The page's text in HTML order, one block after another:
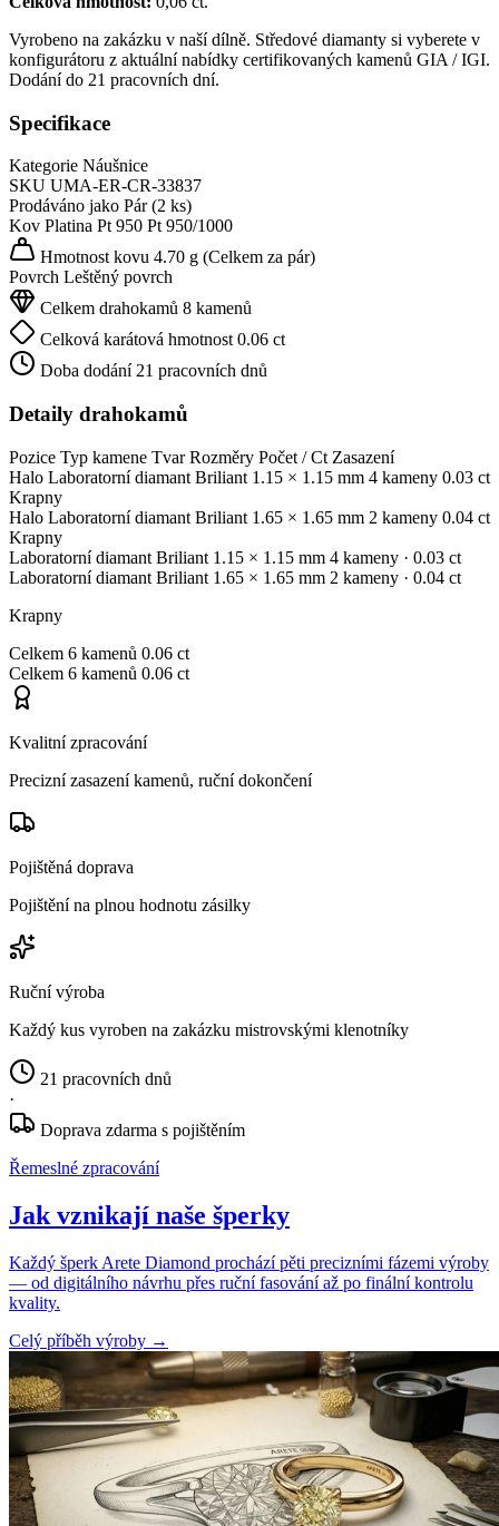
Vyrobeno na zakázku v naší dílně. Středové diamanty si vyberete v
konfigurátoru z aktuální nabídky certifikovaných kamenů GIA / IGI.
Dodání do 21 pracovních dní.
Specifikace
Kategorie Náušnice
SKU UMA-ER-CR-33837
Prodáváno jako Pár (2 ks)
Kov Platina Pt 950 Pt 950/1000
Hmotnost kovu 4.70 g (Celkem za pár)
Povrch Leštěný povrch
Celkem drahokamů 8 kamenů
Celková karátová hmotnost 0.06 ct
Doba dodání 21 pracovních dnů
Detaily drahokamů
Pozice Typ kamene Tvar Rozměry Počet / Ct Zasazení
Halo Laboratorní diamant Briliant 1.15 × 1.15 mm 4 kameny 0.03 ct
Krapny
Halo Laboratorní diamant Briliant 1.65 × 1.65 mm 2 kameny 0.04 ct
Krapny
Laboratorní diamant Briliant 1.15 × 1.15 mm 4 kameny · 0.03 ct
Laboratorní diamant Briliant 1.65 × 1.65 mm 2 kameny · 0.04 ct
Krapny
Celkem 6 kamenů 0.06 ct
Celkem 6 kamenů 0.06 ct
Kvalitní zpracování
Precizní zasazení kamenů, ruční dokončení
Pojištěná doprava
Pojištění na plnou hodnotu zásilky
Ruční výroba
Každý kus vyroben na zakázku mistrovskými klenotníky
21 pracovních dnů
·
Doprava zdarma s pojištěním
Řemeslné zpracování
Jak vznikají naše šperky
Každý šperk Arete Diamond prochází pěti precizními fázemi výroby
— od digitálního návrhu přes ruční fasování až po finální kontrolu
kvality.
Celý příběh výroby →